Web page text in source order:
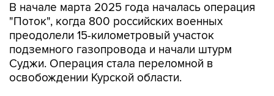
В начале марта 2025 года началась операция
"Поток", когда 800 российских военных
преодолели 15-километровый участок
подземного газопровода и начали штурм
Суджи. Операция стала переломной в
освобождении Курской области.